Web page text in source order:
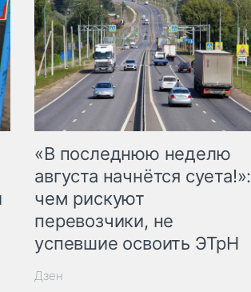
«В последнюю неделю
августа начнётся суета!»:
чем рискуют
перевозчики, не
успевшие освоить ЭТрН
Дзен